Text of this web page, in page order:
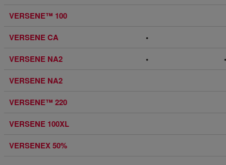
VERSENE™ 100
VERSENE CA
•
VERSENE NA2
•
•
VERSENE NA2
VERSENE™ 220
VERSENE 100XL
VERSENEX 50%